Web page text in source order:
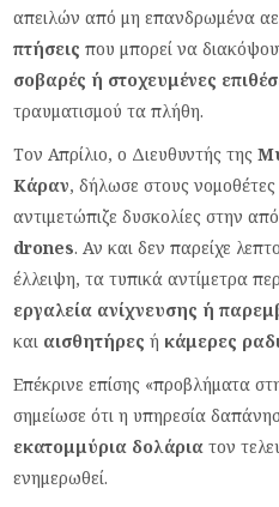
απειλών από μη επανδρωμένα
πτήσειςπου μπορεί να
σοβαρές ή στοχευμένες
τραυματισμού τα πλήθη.
Τον Απρίλιο, ο Διευθυντής της
Κάραν, δήλωσε στους νομοθέτες
αντιμετώπιζε δυσκολίες στην
drones. Αν και δεν παρείχε
έλλειψη, τα τυπικά αντίμετρα
εργαλεία ανίχνευσης ή
και αισθητήρεςή κάμερες
Επέκρινε επίσης «προβλήματα
σημείωσε ότι η υπηρεσία
εκατομμύρια δολάρια τον
ενημερωθεί.